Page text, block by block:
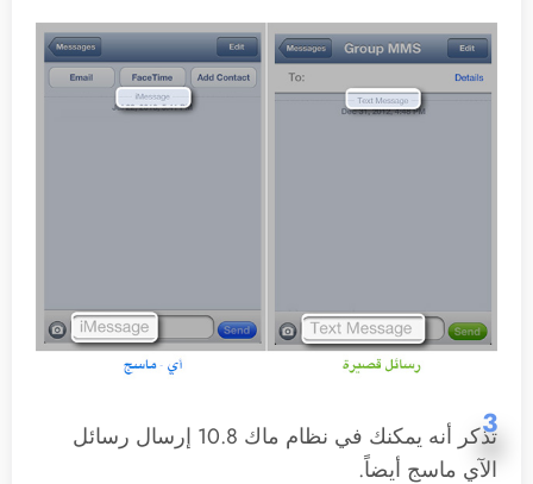
3
تذكر أنه يمكنك في نظام ماك 10.8 إرسال رسائل
الآي ماسج أيضاً.